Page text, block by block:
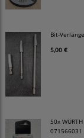
Bit-
5,00 €
50x
071566031